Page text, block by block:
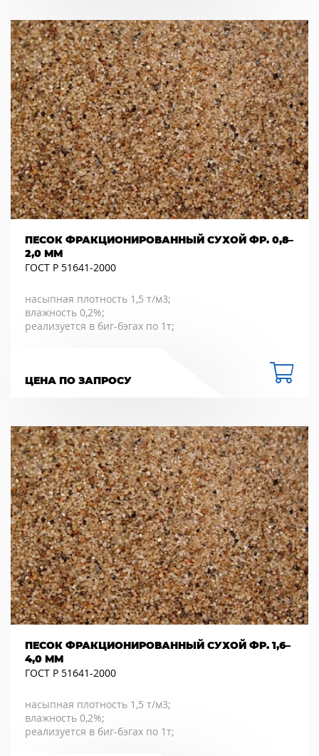
ПЕСОК ФРАКЦИОНИРОВАННЫЙ СУХОЙ ФР. 0,8–
2,0 ММ
ГОСТ Р 51641-2000
насыпная плотность 1,5 т/м3;
влажность 0,2%;
реализуется в биг-бэгах по 1т;
ЦЕНА ПО ЗАПРОСУ
ПЕСОК ФРАКЦИОНИРОВАННЫЙ СУХОЙ ФР. 1,6–
4,0 ММ
ГОСТ Р 51641-2000
насыпная плотность 1,5 т/м3;
влажность 0,2%;
реализуется в биг-бэгах по 1т;